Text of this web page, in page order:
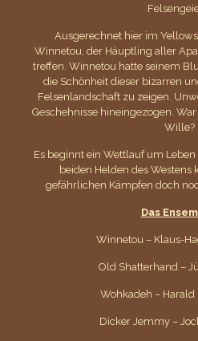
Ausgerechnet hier im
Winnetou, der Häuptling aller
treffen. Winnetou hatte seinem
die Schönheit dieser bizarren
Felsenlandschaft zu zeigen.
Geschehnisse hineingezogen.
Wille?
Es beginnt ein Wettlauf um
beiden Helden des Westens
gefährlichen Kämpfen doch
Das
Winnetou – Klaus-
Old Shatterhand –
Wohkadeh – Harald
Dicker Jemmy –